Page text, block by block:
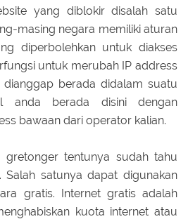
yang diblokir disalah satu
masing negara memiliki aturan
diperbolehkan untuk diakses
untuk merubah IP address
dianggap berada didalam suatu
anda berada disini dengan
bawaan dari operator kalian.
gretonger tentunya sudah tahu
Salah satunya dapat digunakan
gratis. Internet gratis adalah
kuota internet atau